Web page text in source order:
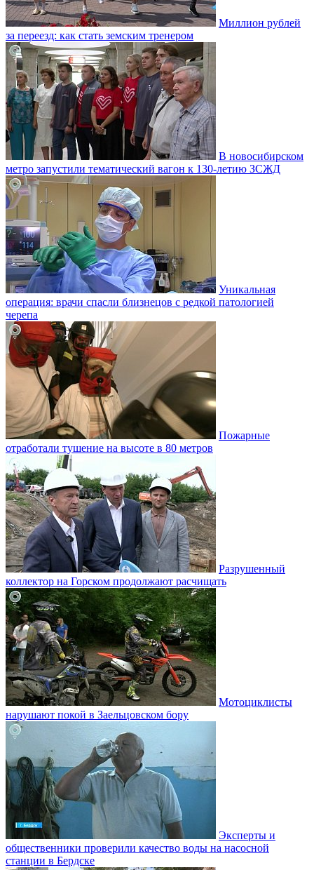
Миллион рублей
за переезд: как стать земским тренером
В новосибирском
метро запустили тематический вагон к 130-летию ЗСЖД
Уникальная
операция: врачи спасли близнецов с редкой патологией
черепа
Пожарные
отработали тушение на высоте в 80 метров
Разрушенный
коллектор на Горском продолжают расчищать
Мотоциклисты
нарушают покой в Заельцовском бору
Эксперты и
общественники проверили качество воды на насосной
станции в Бердске